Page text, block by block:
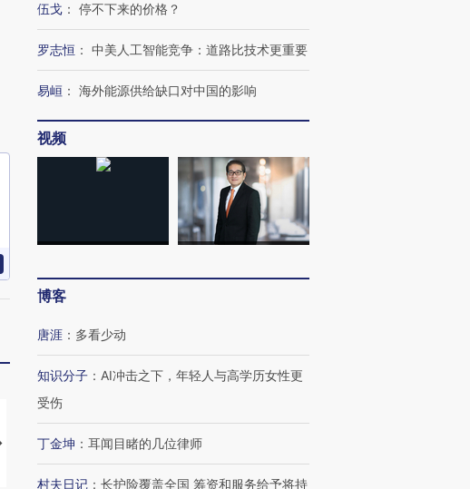
视线｜HYROX的吸金
术：是什么让中产们甘
心“花钱找虐”？
马航飞行员跨国走私7万
粒摇头丸 尿检体内含3种
毒品
度Z世代 用街头抗争将教
育部长拱下台
伍戈 ： 停不下来的价格？
罗志恒 ： 中美人工智能竞争：道路比技术更重要
易峘 ： 海外能源供给缺口对中国的影响
视频
博客
唐涯 ： 多看少动
知识分子 ： AI冲击之下，年轻人与高学历女性更
受伤
丁金坤 ： 耳闻目睹的几位律师
村夫日记 ： 长护险覆盖全国 筹资和服务给予将持